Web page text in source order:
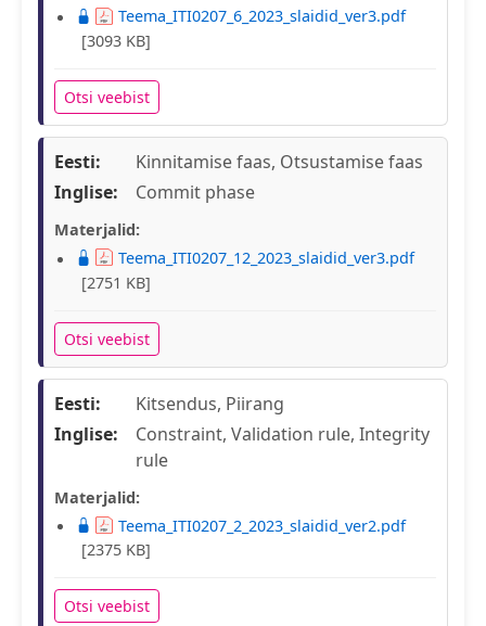
Teema_ITI0207_6_2023_slaidid_ver3.pdf
[3093 KB]
Otsi veebist
Eesti:
Kinnitamise faas, Otsustamise faas
Inglise:
Commit phase
Materjalid:
Teema_ITI0207_12_2023_slaidid_ver3.pdf
[2751 KB]
Otsi veebist
Eesti:
Kitsendus, Piirang
Inglise:
Constraint, Validation rule, Integrity
rule
Materjalid:
Teema_ITI0207_2_2023_slaidid_ver2.pdf
[2375 KB]
Otsi veebist